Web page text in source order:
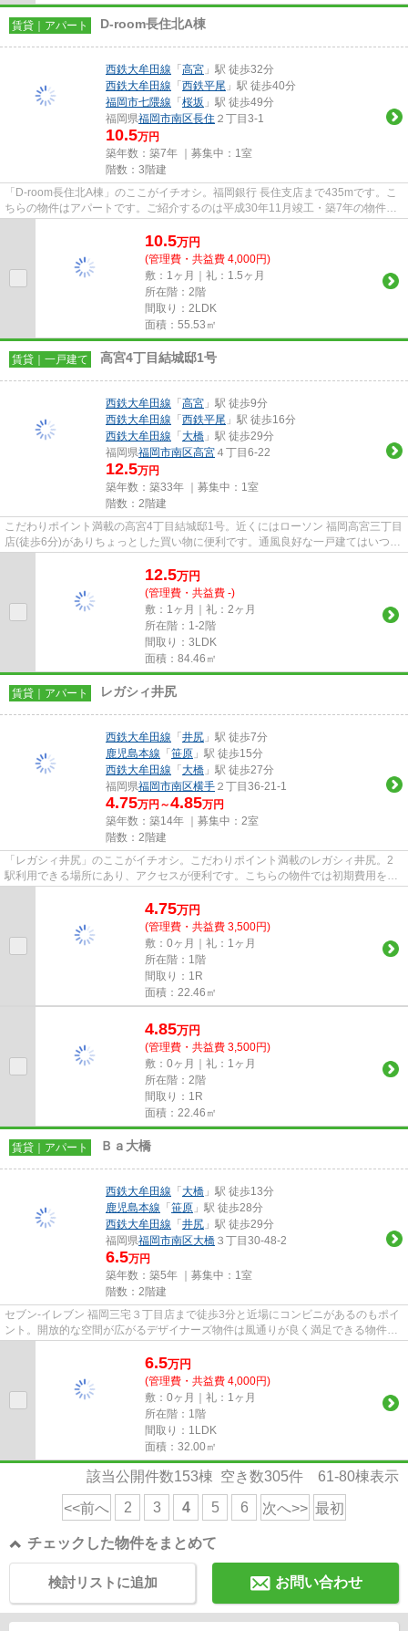
賃貸｜アパート D-room長住北A棟
西鉄大牟田線 「高宮 」駅 徒歩32分
西鉄大牟田線 「西鉄平尾 」駅 徒歩40分
福岡市七隈線 「桜坂 」駅 徒歩49分
福岡県福岡市南区長住 ２丁目3-1
10.5万円
築年数：築7年 ｜募集中： 1室
階数：3階建
「D-room長住北A棟」のここがイチオシ。福岡銀行 長住支店まで435mです。こ
ちらの物件はアパートです。ご紹介するのは平成30年11月竣工・築7年の物件で
す。当社スタッフが地域の賃貸情...
10.5万円
(管理費・共益費 4,000円)
敷：1ヶ月｜礼：1.5ヶ月
所在階：2階
間取り：2LDK
面積：55.53㎡
賃貸｜一戸建て 高宮4丁目結城邸1号
西鉄大牟田線 「高宮 」駅 徒歩9分
西鉄大牟田線 「西鉄平尾 」駅 徒歩16分
西鉄大牟田線 「大橋 」駅 徒歩29分
福岡県福岡市南区高宮 ４丁目6-22
12.5万円
築年数：築33年 ｜募集中： 1室
階数：2階建
こだわりポイント満載の高宮4丁目結城邸1号。近くにはローソン 福岡高宮三丁目
店(徒歩6分)がありちょっとした買い物に便利です。通風良好な一戸建てはいつで
も気持ちの良い空間です。...
12.5万円
(管理費・共益費 -)
敷：1ヶ月｜礼：2ヶ月
所在階：1-2階
間取り：3LDK
面積：84.46㎡
賃貸｜アパート レガシィ井尻
西鉄大牟田線 「井尻 」駅 徒歩7分
鹿児島本線 「笹原 」駅 徒歩15分
西鉄大牟田線 「大橋 」駅 徒歩27分
福岡県福岡市南区横手 ２丁目36-21-1
4.75万円～4.85万円
築年数：築14年 ｜募集中： 2室
階数：2階建
「レガシィ井尻」のここがイチオシ。こだわりポイント満載のレガシィ井尻。2
駅利用できる場所にあり、アクセスが便利です。こちらの物件では初期費用をカ
ードでお支払いいただけます。...
4.75万円
(管理費・共益費 3,500円)
敷：0ヶ月｜礼：1ヶ月
所在階：1階
間取り：1R
面積：22.46㎡
4.85万円
(管理費・共益費 3,500円)
敷：0ヶ月｜礼：1ヶ月
所在階：2階
間取り：1R
面積：22.46㎡
賃貸｜アパート Ｂａ大橋
西鉄大牟田線 「大橋 」駅 徒歩13分
鹿児島本線 「笹原 」駅 徒歩28分
西鉄大牟田線 「井尻 」駅 徒歩29分
福岡県福岡市南区大橋 ３丁目30-48-2
6.5万円
築年数：築5年 ｜募集中： 1室
階数：2階建
セブン‐イレブン 福岡三宅３丁目店まで徒歩3分と近場にコンビニがあるのもポイ
ント。開放的な空間が広がるデザイナーズ物件は風通りが良く満足できる物件で
す。この物件は、駅まで徒歩...
6.5万円
(管理費・共益費 4,000円)
敷：0ヶ月｜礼：1ヶ月
所在階：1階
間取り：1LDK
面積：32.00㎡
該当公開件数153棟 空き数305件 61-80棟表示
<<前へ 2 3 4 5 6 次へ>> 最初
チェックした物件をまとめて
お問い合わせ
検討リストに追加